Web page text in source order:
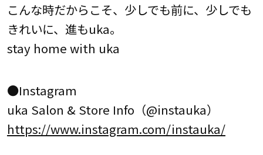
こんな時だからこそ、少しでも前に、少しでも
きれいに、進もuka。
stay home with uka
●Instagram
uka Salon & Store Info（@instauka）
https://www.instagram.com/instauka/